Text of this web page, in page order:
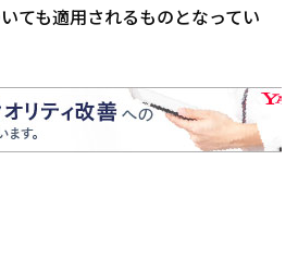
ても適用されるものとなってい